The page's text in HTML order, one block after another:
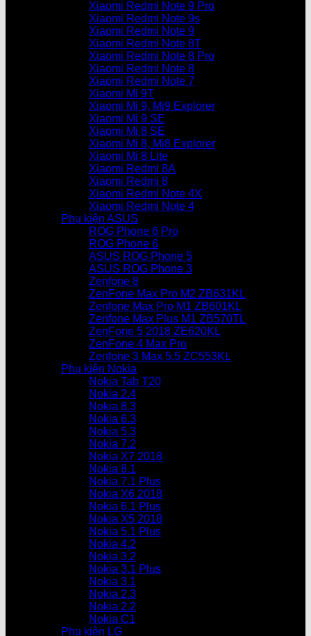
Xiaomi Redmi Note 9 Pro
Xiaomi Redmi Note 9s
Xiaomi Redmi Note 9
Xiaomi Redmi Note 8T
Xiaomi Redmi Note 8 Pro
Xiaomi Redmi Note 8
Xiaomi Redmi Note 7
Xiaomi Mi 9T
Xiaomi Mi 9, Mi9 Explorer
Xiaomi Mi 9 SE
Xiaomi Mi 8 SE
Xiaomi Mi 8, Mi8 Explorer
Xiaomi Mi 8 Lite
Xiaomi Redmi 8A
Xiaomi Redmi 8
Xiaomi Redmi Note 4X
Xiaomi Redmi Note 4
Phụ kiện ASUS
ROG Phone 6 Pro
ROG Phone 6
ASUS ROG Phone 5
ASUS ROG Phone 3
Zenfone 8
ZenFone Max Pro M2 ZB631KL
Zenfone Max Pro M1 ZB601KL
Zenfone Max Plus M1 ZB570TL
ZenFone 5 2018 ZE620KL
ZenFone 4 Max Pro
Zenfone 3 Max 5.5 ZC553KL
Phụ kiện Nokia
Nokia Tab T20
Nokia 2.4
Nokia 8.3
Nokia 6.3
Nokia 5.3
Nokia 7.2
Nokia X7 2018
Nokia 8.1
Nokia 7.1 Plus
Nokia X6 2018
Nokia 6.1 Plus
Nokia X5 2018
Nokia 5.1 Plus
Nokia 4.2
Nokia 3.2
Nokia 3.1 Plus
Nokia 3.1
Nokia 2.3
Nokia 2.2
Nokia C1
Phụ kiện LG